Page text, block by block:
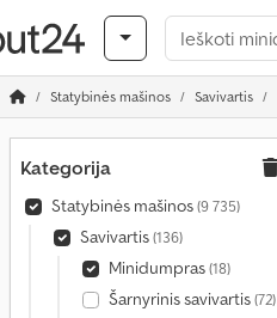
Statybinės mašinos Savivartis
Kategorija
Statybinės mašinos(9 735)
Savivartis(136)
Minidumpras(18)
Šarnyrinis savivartis(72)